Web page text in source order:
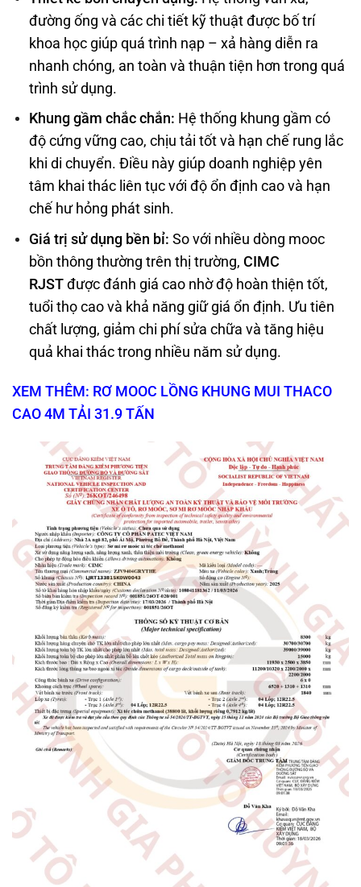
đường ống và các chi tiết kỹ thuật được bố trí
khoa học giúp quá trình nạp – xả hàng diễn ra
nhanh chóng, an toàn và thuận tiện hơn trong quá
trình sử dụng.
Khung gầm chắc chắn: Hệ thống khung gầm có
độ cứng vững cao, chịu tải tốt và hạn chế rung lắc
khi di chuyển. Điều này giúp doanh nghiệp yên
tâm khai thác liên tục với độ ổn định cao và hạn
chế hư hỏng phát sinh.
Giá trị sử dụng bền bỉ: So với nhiều dòng mooc
bồn thông thường trên thị trường, CIMC
RJSTđược đánh giá cao nhờ độ hoàn thiện tốt,
tuổi thọ cao và khả năng giữ giá ổn định. Ưu tiên
chất lượng, giảm chi phí sửa chữa và tăng hiệu
quả khai thác trong nhiều năm sử dụng.
XEM THÊM: RƠ MOOC LỒNG KHUNG MUI THACO
CAO 4M TẢI 31.9 TẤN